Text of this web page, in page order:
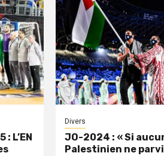
L’EN
Divers
JO-2024 : « Si
Palestinien ne